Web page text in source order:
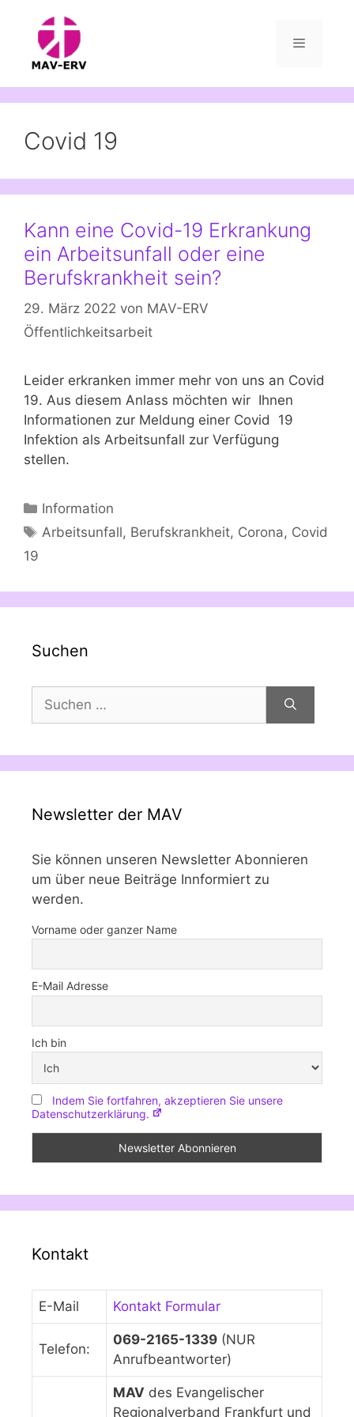
springen
Menü
Covid 19
Kann eine Covid-19 Erkrankung
ein Arbeitsunfall oder eine
Berufskrankheit sein?
29. März 2022 von MAV-ERV
Öffentlichkeitsarbeit
Leider erkranken immer mehr von uns an Covid
19. Aus diesem Anlass möchten wir Ihnen
Informationen zur Meldung einer Covid 19
Infektion als Arbeitsunfall zur Verfügung
stellen.
Kategorien
Information
Schlagwörter
Arbeitsunfall, Berufskrankheit, Corona, Covid
19
Suchen
nach:
Newsletter der MAV
Sie können unseren Newsletter Abonnieren
um über neue Beiträge Innformiert zu
werden.
Vorname oder ganzer Name
E-Mail Adresse
Ich bin
Indem Sie fortfahren, akzeptieren Sie unsere
Datenschutzerklärung.
Kontakt
E-Mail Kontakt Formular
Telefon:
069-2165-1339 (NUR
Anrufbeantworter)
MAV des Evangelischer
Regionalverband Frankfurt und